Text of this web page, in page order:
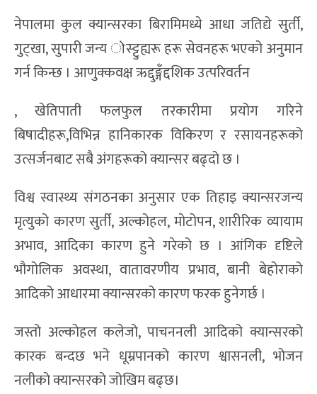
नेपालमा कुल क्यान्सरका बिरामिमध्ये आधा जतिद्ये सुर्ती,
गुट्खा, सुपारी जन्य ोस्ट्टुह्यरू हरू सेवनहरू भएको अनुमान
गर्न किन्छ । आणुक्कवक्ष ऋद्दुङ्गँद्दशिक उत्परिवर्तन
, खेतिपाती फलफुल तरकारीमा प्रयोग गरिने
बिषादीहरू,विभिन्न हानिकारक विकिरण र रसायनहरूको
उत्सर्जनबाट सबै अंगहरूको क्यान्सर बढ्दो छ ।
विश्व स्वास्थ्य संगठनका अनुसार एक तिहाइ क्यान्सरजन्य
मृत्युको कारण सुर्ती, अल्कोहल, मोटोपन, शारीरिक व्यायाम
अभाव, आदिका कारण हुने गरेको छ । आंगिक दृष्टिले
भौगोलिक अवस्था, वातावरणीय प्रभाव, बानी बेहोराको
आदिको आधारमा क्यान्सरको कारण फरक हुनेगर्छ ।
जस्तो अल्कोहल कलेजो, पाचननली आदिको क्यान्सरको
कारक बन्दछ भने धूम्रपानको कारण श्वासनली, भोजन
नलीको क्यान्सरको जोखिम बढ्छ।